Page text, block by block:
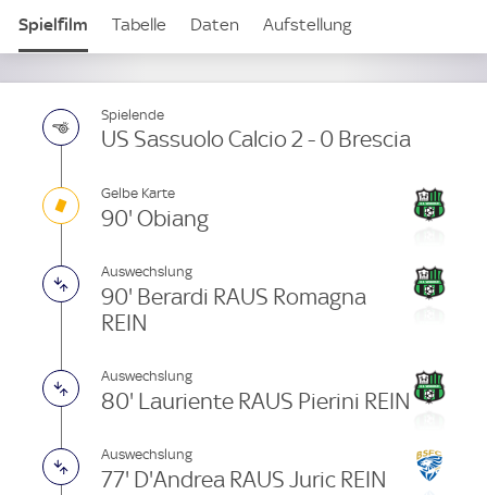
e
e
Spielfilm Tabelle Daten Aufstellung
Spielende
US Sassuolo Calcio 2 - 0 Brescia
Gelbe Karte
90' Obiang
Auswechslung
90' Berardi RAUS Romagna
REIN
Auswechslung
80' Lauriente RAUS Pierini REIN
Auswechslung
77' D'Andrea RAUS Juric REIN